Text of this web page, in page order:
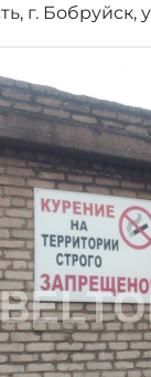
г. Бобруйск,